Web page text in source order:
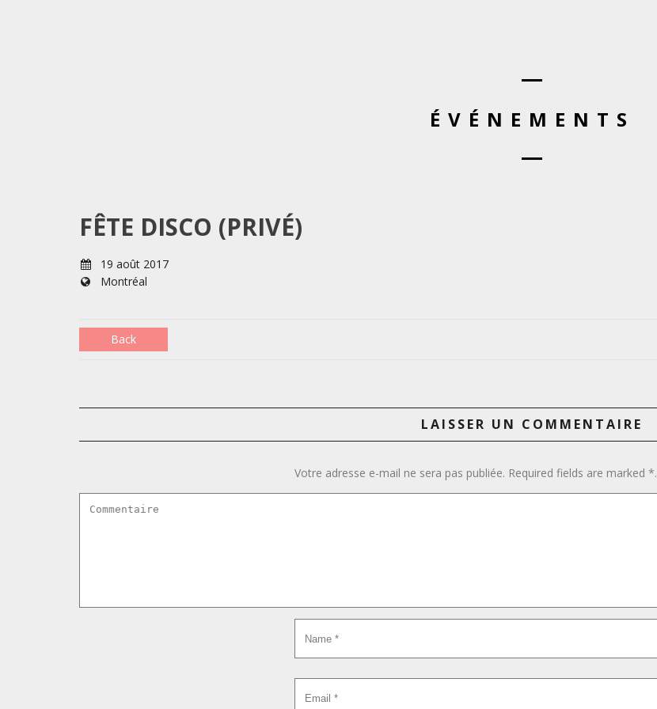
ÉVÉNEMENTS
FÊTE DISCO (PRIVÉ)
19 août 2017
Montréal
Back
LAISSER UN COMMENTAIRE
Votre adresse e-mail ne sera pas publiée. Required fields are marked *.